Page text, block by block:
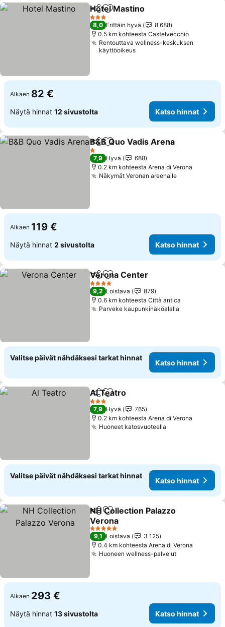
Jaa Lisää suosikkeihin
Hotel Mastino
3 Tähtiluokitus
8,0 Erittäin hyvä
8 688
0.5 km kohteesta Castelvecchio
Rentouttava wellness-keskuksen
käyttöoikeus
Alkaen 82 €
Näytä hinnat 12 sivustolta Katso hinnat
Jaa Lisää suosikkeihin
B&B Quo Vadis Arena
1 Tähtiluokitus
7,9 Hyvä
688
0.2 km kohteesta Arena di Verona
Näkymät Veronan areenalle
Alkaen 119 €
Näytä hinnat 2 sivustolta Katso hinnat
Jaa Lisää suosikkeihin
Verona Center
4 Tähtiluokitus
9,2 Loistava
879
0.6 km kohteesta Città antica
Parveke kaupunkinäköalalla
Valitse päivät nähdäksesi tarkat hinnat
Katso hinnat
Jaa Lisää suosikkeihin
Al Teatro
3 Tähtiluokitus
7,9 Hyvä
765
0.2 km kohteesta Arena di Verona
Huoneet katosvuoteella
Valitse päivät nähdäksesi tarkat hinnat
Katso hinnat
Jaa Lisää suosikkeihin
NH Collection Palazzo
Verona
5 Tähtiluokitus
9,1 Loistava
3 125
0.4 km kohteesta Arena di Verona
Huoneen wellness-palvelut
Alkaen 293 €
Näytä hinnat 13 sivustolta Katso hinnat